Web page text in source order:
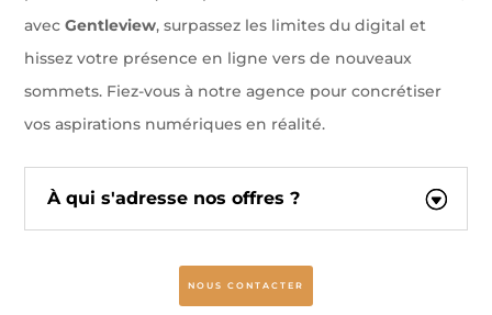
avecGentleview, surpassez les limites du digital et
hissez votre présence en ligne vers de nouveaux
sommets. Fiez-vous à notre agence pour concrétiser
vos aspirations numériques en réalité.
À qui s'adresse nos offres ?
NOUS CONTACTER